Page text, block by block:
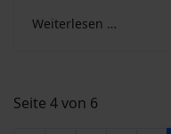
Weiterlesen …
Seite 4 von 6